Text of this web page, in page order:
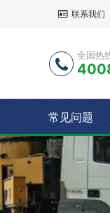
联系我们
全国热
常见问题